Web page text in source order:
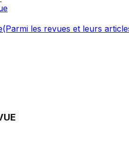
(Parmi les revues et leurs